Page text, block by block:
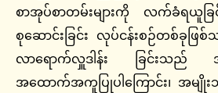
စာအုပ်စာတမ်းများကို လက်ခံရယူခ
စုဆောင်းခြင်း လုပ်ငန်းစဉ်တစ်
လာရောက်လှူဒါန်း ခြင်းသည် အ
အထောက်အကူပြုပါကြောင်း၊ အမျို